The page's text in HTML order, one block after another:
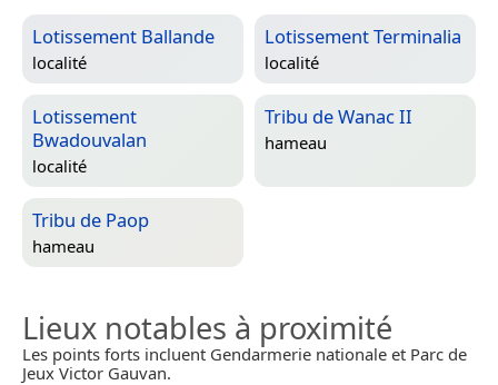
Lotissement Ballande
localité
Lotissement Terminalia
localité
Lotissement
Bwadouvalan
localité
Tribu de Wanac II
hameau
Tribu de Paop
hameau
Lieux notables à proximité
Les points forts incluent Gendarmerie nationale et Parc de
Jeux Victor Gauvan.